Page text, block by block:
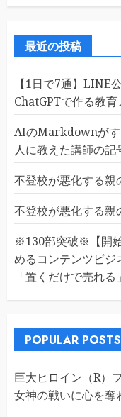
最近の投稿
【1日で7通】LINE
ChatGPTで作る教
AIのMarkdownがす
人に教えた講師の記
不登校が悪化する
不登校が悪化する
※130部突破※【開
めるコンテンツビジ
「置くだけで売れ
POPULAR POSTS
巨大ヒロイン（R）
女神の戦いに心を奪